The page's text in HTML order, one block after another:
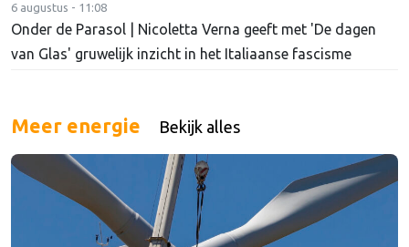
6 augustus - 11:08
Onder de Parasol | Nicoletta Verna geeft met 'De dagen
van Glas' gruwelijk inzicht in het Italiaanse fascisme
Meer energie Bekijk alles